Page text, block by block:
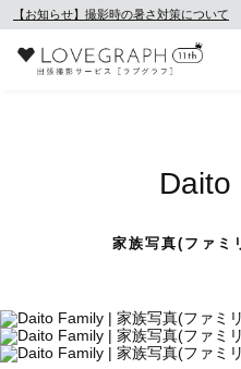
【お知らせ】撮影時の暑さ対策について
Daito
家族写真(ファミ